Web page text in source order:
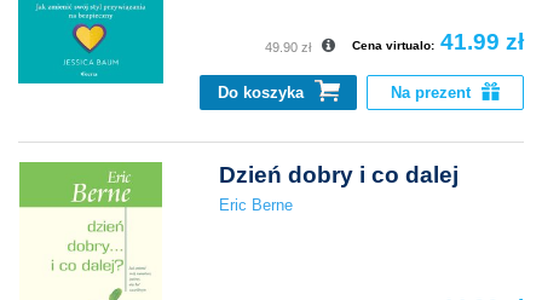
Cena virtualo: 41.99 zł
49.90 zł
Do koszyka Na prezent
Dzień dobry i co dalej
Eric Berne